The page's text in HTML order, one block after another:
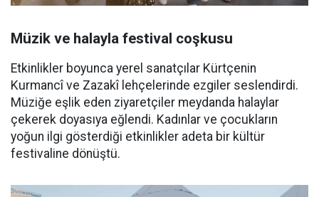
Müzik ve halayla festival coşkusu
Etkinlikler boyunca yerel sanatçılar Kürtçenin
Kurmancî ve Zazakî lehçelerinde ezgiler seslendirdi.
Müziğe eşlik eden ziyaretçiler meydanda halaylar
çekerek doyasıya eğlendi. Kadınlar ve çocukların
yoğun ilgi gösterdiği etkinlikler adeta bir kültür
festivaline dönüştü.